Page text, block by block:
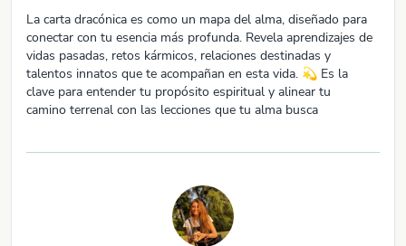
La carta dracónica es como un mapa del alma, diseñado para
conectar con tu esencia más profunda. Revela aprendizajes de
vidas pasadas, retos kármicos, relaciones destinadas y
talentos innatos que te acompañan en esta vida. 💫 Es la
clave para entender tu propósito espiritual y alinear tu
camino terrenal con las lecciones que tu alma busca
parecen tan significativos? La carta dracónica tiene las